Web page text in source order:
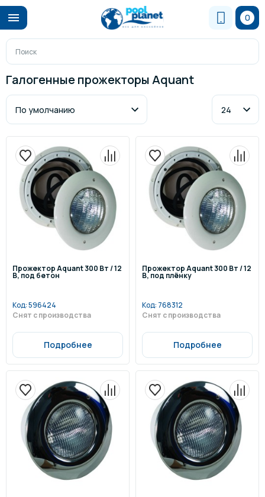
0
Галогенные прожекторы Aquant
Прожектор Aquant 300 Вт / 12
В, под бетон
Код:596424
Снят с производства
Подробнее
Прожектор Aquant 300 Вт / 12
В, под плёнку
Код: 768312
Снят с производства
Подробнее